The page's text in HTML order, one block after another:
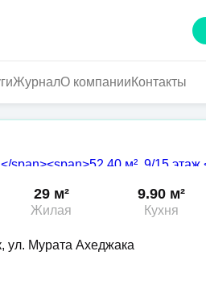
ЖурналО компанииКонтакты
29 м²
Жилая
9.90 м²
Кухня
ул. Мурата Ахеджака